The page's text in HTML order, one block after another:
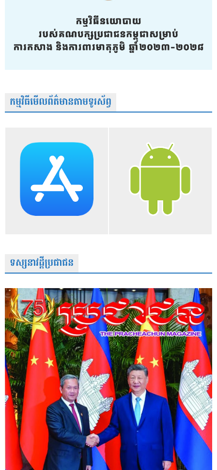
កម្មវិធីមើលព័ត៌មានតាមទូរស័ព្វ
ទស្សនាវដ្តីប្រជាជន